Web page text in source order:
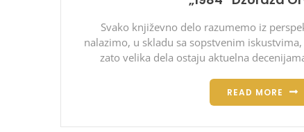
Svako književno delo razumemo iz
nalazimo, u skladu sa sopstvenim
zato velika dela ostaju aktuelna
READ MORE